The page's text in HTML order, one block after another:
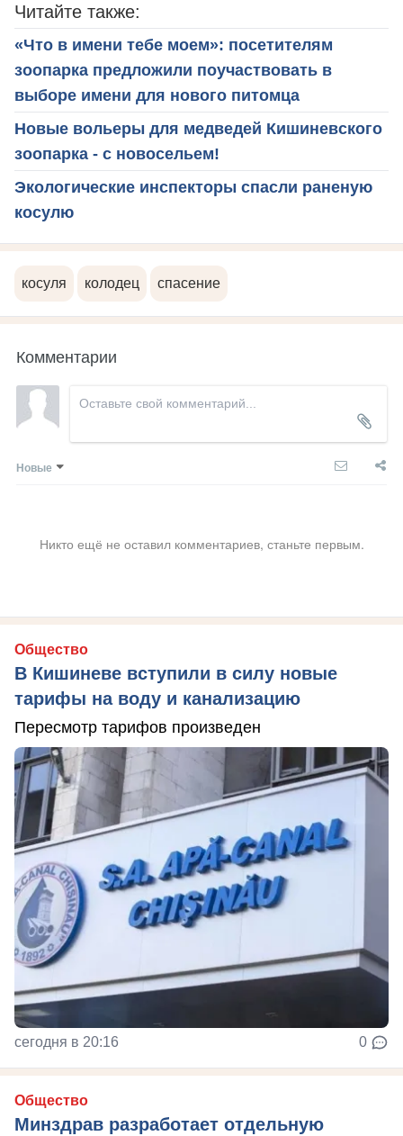
Читайте также:
«Что в имени тебе моем»: посетителям
зоопарка предложили поучаствовать в
выборе имени для нового питомца
Новые вольеры для медведей Кишиневского
зоопарка - с новосельем!
Экологические инспекторы спасли раненую
косулю
косуля колодец спасение
Комментарии
Новые
Никто ещё не оставил комментариев, станьте первым.
Общество
В Кишиневе вступили в силу новые
тарифы на воду и канализацию
Пересмотр тарифов произведен
сегодня в 20:16 0
Общество
Минздрав разработает отдельную